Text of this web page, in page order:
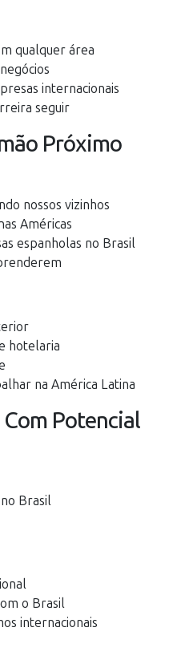
qualquer área
internacionais
seguir
Próximo
nossos vizinhos
Américas
espanholas no Brasil
hotelaria
na América Latina
Potencial
Brasil
o Brasil
internacionais